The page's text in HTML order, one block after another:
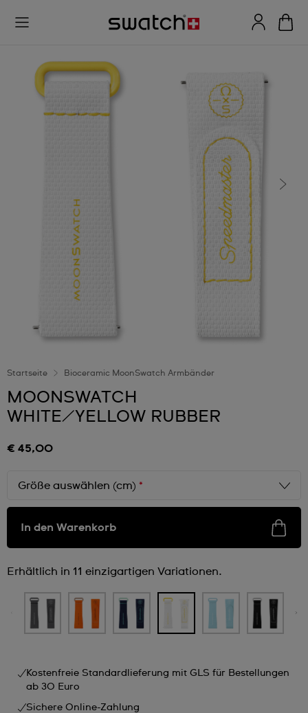
Startseite Bioceramic MoonSwatch Armbänder
MOONSWATCH
WHITE/YELLOW RUBBER
€ 45,00
Größe auswählen (cm) *
In den Warenkorb
Erhältlich in 11 einzigartigen Variationen.
Kostenfreie Standardlieferung mit GLS für Bestellungen
ab 30 Euro
Sichere Online-Zahlung